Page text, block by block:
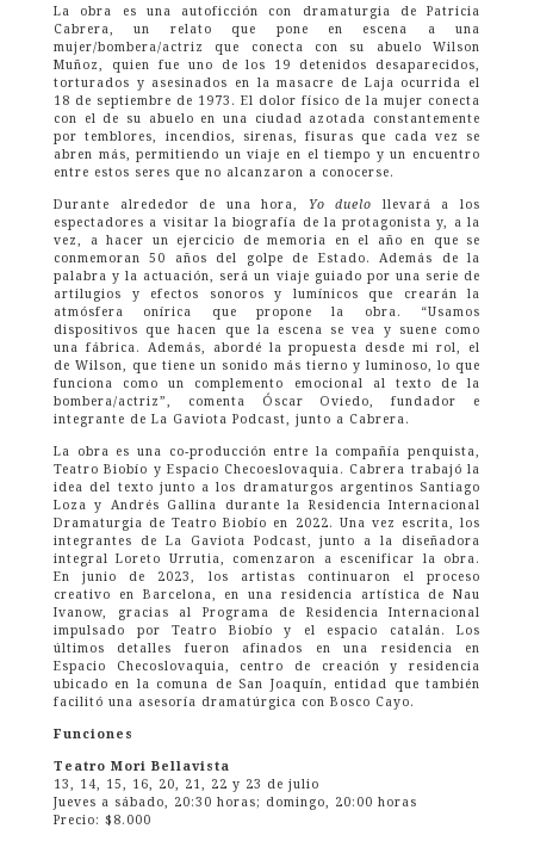
La obra es una autoficción con dramaturgia de Patricia
Cabrera, un relato que pone en escena a una
mujer/bombera/actriz que conecta con su abuelo Wilson
Muñoz, quien fue uno de los 19 detenidos desaparecidos,
torturados y asesinados en la masacre de Laja ocurrida el
18 de septiembre de 1973. El dolor físico de la mujer conecta
con el de su abuelo en una ciudad azotada constantemente
por temblores, incendios, sirenas, fisuras que cada vez se
abren más, permitiendo un viaje en el tiempo y un encuentro
entre estos seres que no alcanzaron a conocerse.
Durante alrededor de una hora, Yo duelo llevará a los
espectadores a visitar la biografía de la protagonista y, a la
vez, a hacer un ejercicio de memoria en el año en que se
conmemoran 50 años del golpe de Estado. Además de la
palabra y la actuación, será un viaje guiado por una serie de
artilugios y efectos sonoros y lumínicos que crearán la
atmósfera onírica que propone la obra. “Usamos
dispositivos que hacen que la escena se vea y suene como
una fábrica. Además, abordé la propuesta desde mi rol, el
de Wilson, que tiene un sonido más tierno y luminoso, lo que
funciona como un complemento emocional al texto de la
bombera/actriz”, comenta Óscar Oviedo, fundador e
integrante de La Gaviota Podcast, junto a Cabrera.
La obra es una co-producción entre la compañía penquista,
Teatro Biobío y Espacio Checoeslovaquia. Cabrera trabajó la
idea del texto junto a los dramaturgos argentinos Santiago
Loza y Andrés Gallina durante la Residencia Internacional
Dramaturgia de Teatro Biobío en 2022. Una vez escrita, los
integrantes de La Gaviota Podcast, junto a la diseñadora
integral Loreto Urrutia, comenzaron a escenificar la obra.
En junio de 2023, los artistas continuaron el proceso
creativo en Barcelona, en una residencia artística de Nau
Ivanow, gracias al Programa de Residencia Internacional
impulsado por Teatro Biobío y el espacio catalán. Los
últimos detalles fueron afinados en una residencia en
Espacio Checoslovaquia, centro de creación y residencia
ubicado en la comuna de San Joaquín, entidad que también
facilitó una asesoría dramatúrgica con Bosco Cayo.
Funciones
Teatro Mori Bellavista
13, 14, 15, 16, 20, 21, 22 y 23 de julio
Jueves a sábado, 20:30 horas; domingo, 20:00 horas
Precio: $8.000